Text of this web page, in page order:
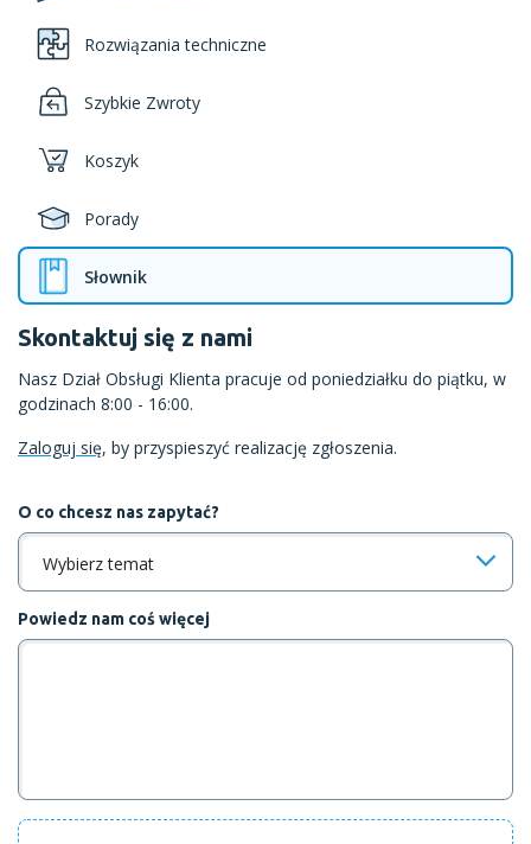
Rozwiązania techniczne
Szybkie Zwroty
Koszyk
Porady
Słownik
Skontaktuj się z nami
Nasz Dział Obsługi Klienta pracuje od poniedziałku do piątku, w
godzinach 8:00 - 16:00.
Zaloguj się, by przyspieszyć realizację zgłoszenia.
O co chcesz nas zapytać?
Wybierz temat
Powiedz nam coś więcej